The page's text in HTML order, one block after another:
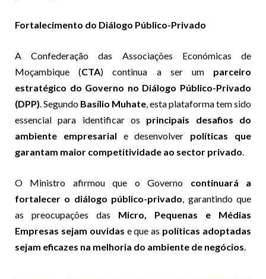
Fortalecimento do Diálogo Público-Privado
A Confederação das Associações Económicas de
Moçambique (CTA) continua a ser um parceiro
estratégico do Governo no Diálogo Público-Privado
(DPP). Segundo Basílio Muhate, esta plataforma tem sido
essencial para identificar os principais desafios do
ambiente empresarial e desenvolver políticas que
garantam maior competitividade ao sector privado.
O Ministro afirmou que o Governo continuará a
fortalecer o diálogo público-privado, garantindo que
as preocupações das Micro, Pequenas e Médias
Empresas sejam ouvidas e que as políticas adoptadas
sejam eficazes na melhoria do ambiente de negócios.